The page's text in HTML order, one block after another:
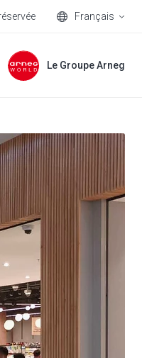
Français
Le Groupe Arneg